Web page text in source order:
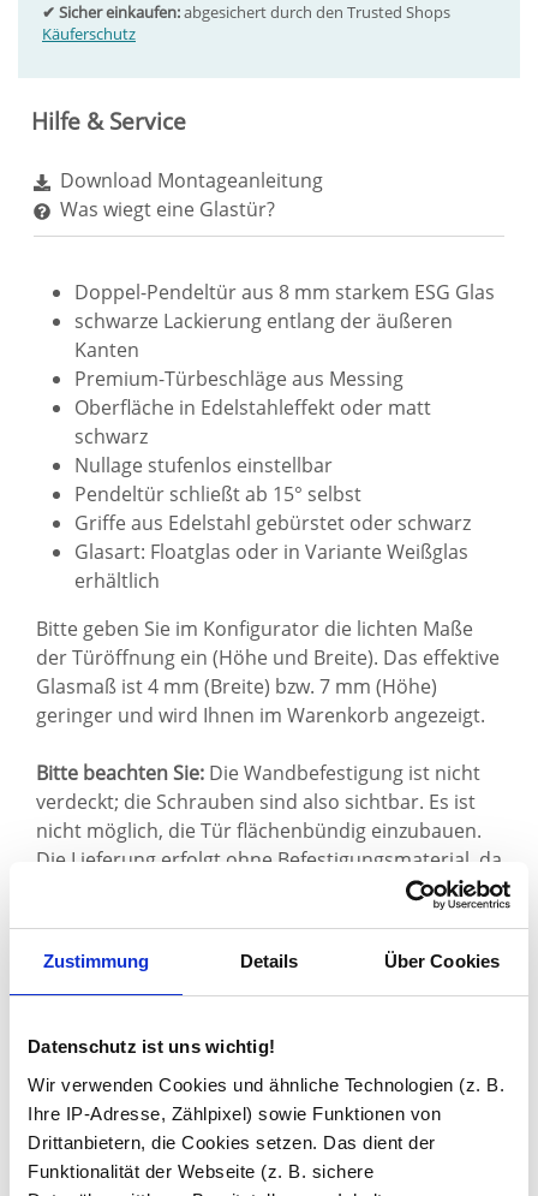
Zustimmung Details Über Cookies
Datenschutz ist uns wichtig!
Wir verwenden Cookies und ähnliche Technologien (z. B.
Ihre IP-Adresse, Zählpixel) sowie Funktionen von
Drittanbietern, die Cookies setzen. Das dient der
Funktionalität der Webseite (z. B. sichere
Doppel-Pendeltür aus 8 mm starkem ESG Glas
schwarze Lackierung entlang der äußeren
Kanten
Premium-Türbeschläge aus Messing
Oberfläche in Edelstahleffekt oder matt
schwarz
Nullage stufenlos einstellbar
Pendeltür schließt ab 15° selbst
Griffe aus Edelstahl gebürstet oder schwarz
Glasart: Floatglas oder in Variante Weißglas
erhältlich
Bitte geben Sie im Konfigurator die lichten Maße
der Türöffnung ein (Höhe und Breite). Das effektive
Glasmaß ist 4 mm (Breite) bzw. 7 mm (Höhe)
geringer und wird Ihnen im Warenkorb angezeigt.
Bitte beachten Sie: Die Wandbefestigung ist nicht
verdeckt; die Schrauben sind also sichtbar. Es ist
nicht möglich, die Tür flächenbündig einzubauen.
Die Lieferung erfolgt ohne Befestigungsmaterial, da
wir die Beschaffenheit Ihrer Wände nicht kennen.
Sie haben gelesen: Glaspendeltür mit schwarzem
Hilfe & Service
Download Montageanleitung
Was wiegt eine Glastür?
✔ Sicher einkaufen:abgesichert durch den Trusted Shops
Käuferschutz
Zuletzt angesehen